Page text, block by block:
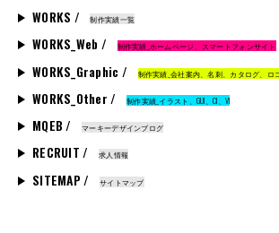
WORKS / 制作実績一覧
WORKS_Web / 制作実績_ホームページ、スマートフォンサイト
WORKS_Graphic / 制作実績_会社案内、名刺、カタログ、ロ
WORKS_Other / 制作実績_イラスト、GUI、CI、VI
MQEB / マーキーデザインブログ
RECRUIT / 求人情報
SITEMAP / サイトマップ